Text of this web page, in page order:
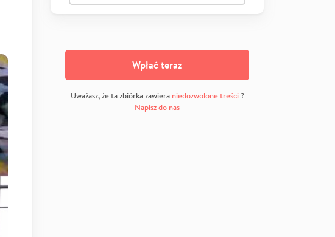
Wpłać teraz
Uważasz, że ta zbiórka zawiera niedozwolone treści?
Napisz do nas